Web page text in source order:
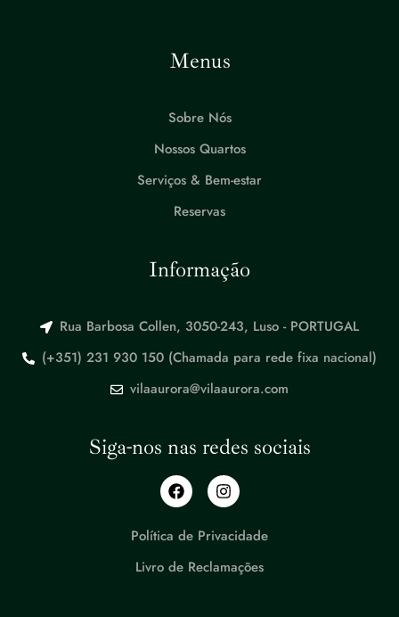
Menus
Sobre Nós
Nossos Quartos
Serviços & Bem-estar
Reservas
Informação
Rua Barbosa Collen, 3050-243, Luso - PORTUGAL
(+351) 231 930 150 (Chamada para rede fixa nacional)
vilaaurora@vilaaurora.com
Siga-nos nas redes sociais
Política de Privacidade
Livro de Reclamações